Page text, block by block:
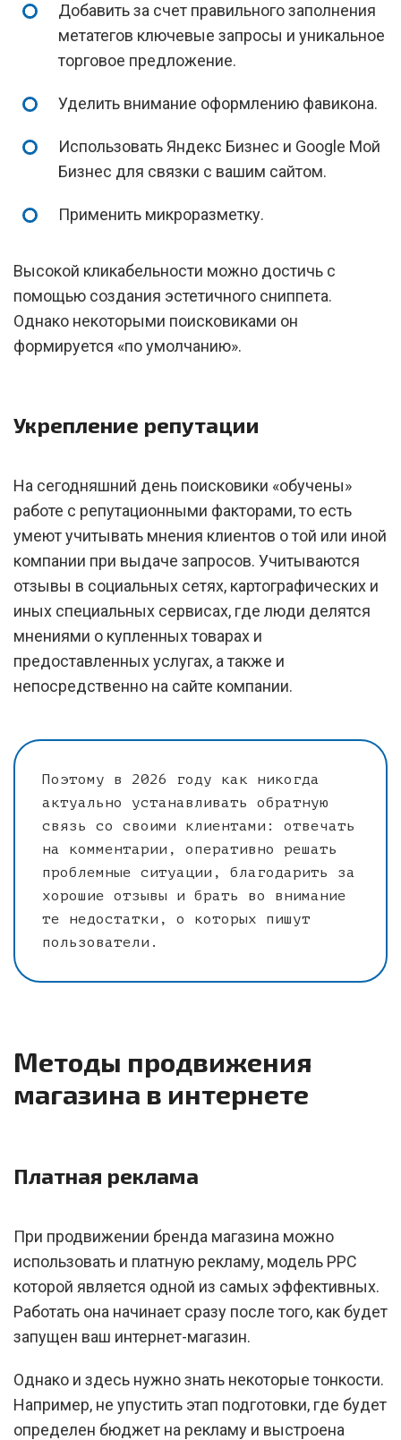
Добавить за счет правильного заполнения
метатегов ключевые запросы и уникальное
торговое предложение.
Уделить внимание оформлению фавикона.
Использовать Яндекс Бизнес и Google Мой
Бизнес для связки с вашим сайтом.
Применить микроразметку.
Высокой кликабельности можно достичь с
помощью создания эстетичного сниппета.
Однако некоторыми поисковиками он
формируется «по умолчанию».
Укрепление репутации
На сегодняшний день поисковики «обучены»
работе с репутационными факторами, то есть
умеют учитывать мнения клиентов о той или иной
компании при выдаче запросов. Учитываются
отзывы в социальных сетях, картографических и
иных специальных сервисах, где люди делятся
мнениями о купленных товарах и
предоставленных услугах, а также и
непосредственно на сайте компании.
Поэтому в 2026 году как никогда
актуально устанавливать обратную
связь со своими клиентами: отвечать
на комментарии, оперативно решать
проблемные ситуации, благодарить за
хорошие отзывы и брать во внимание
те недостатки, о которых пишут
пользователи.
Методы продвижения
магазина в интернете
Платная реклама
При продвижении бренда магазина можно
использовать и платную рекламу, модель PPC
которой является одной из самых эффективных.
Работать она начинает сразу после того, как будет
запущен ваш интернет-магазин.
Однако и здесь нужно знать некоторые тонкости.
Например, не упустить этап подготовки, где будет
определен бюджет на рекламу и выстроена